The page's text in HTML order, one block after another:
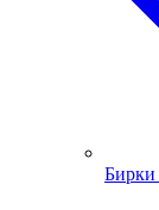
Бирки